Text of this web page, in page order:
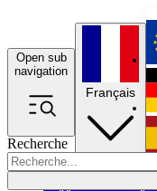
Open sub
navigation
Recherche
Français